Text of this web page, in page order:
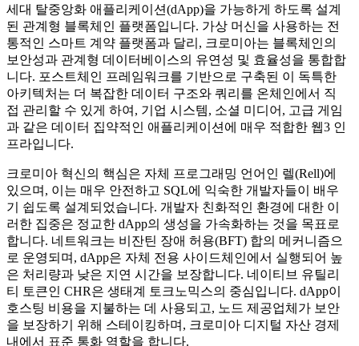
세대 탈중앙화 애플리케이션(dApp)을 가능하게 하도록 설계
된 관계형 블록체인 플랫폼입니다. 가상 머신을 사용하는 전
통적인 스마트 계약 플랫폼과 달리, 크로미아는 블록체인의
보안성과 관계형 데이터베이스의 유연성 및 효율성을 통합합
니다. 포스트체인 프레임워크를 기반으로 구축된 이 독특한
아키텍처는 더 복잡한 데이터 구조와 쿼리를 온체인에서 직
접 관리할 수 있게 하여, 기업 시스템, 소셜 미디어, 고급 게임
과 같은 데이터 집약적인 애플리케이션에 매우 적합한 웹3 인
프라입니다.
크로미아 혁신의 핵심은 자체 프로그래밍 언어인 렐(Rell)에
있으며, 이는 매우 안전하고 SQL에 익숙한 개발자들이 배우
기 쉽도록 설계되었습니다. 개발자 친화적인 환경에 대한 이
러한 집중은 정교한 dApp의 생성을 가속화하는 것을 목표로
합니다. 네트워크는 비잔틴 장애 허용(BFT) 합의 메커니즘으
로 운영되며, dApp은 자체 전용 사이드체인에서 실행되어 높
은 처리량과 낮은 지연 시간을 보장합니다. 네이티브 유틸리
티 토큰인 CHR은 생태계 토크노믹스의 중심입니다. dApp이
호스팅 비용을 지불하는 데 사용되고, 노드 제공업체가 보안
을 보장하기 위해 스테이킹하며, 크로미아 디지털 자산 경제
내에서 표준 통화 역할을 합니다.